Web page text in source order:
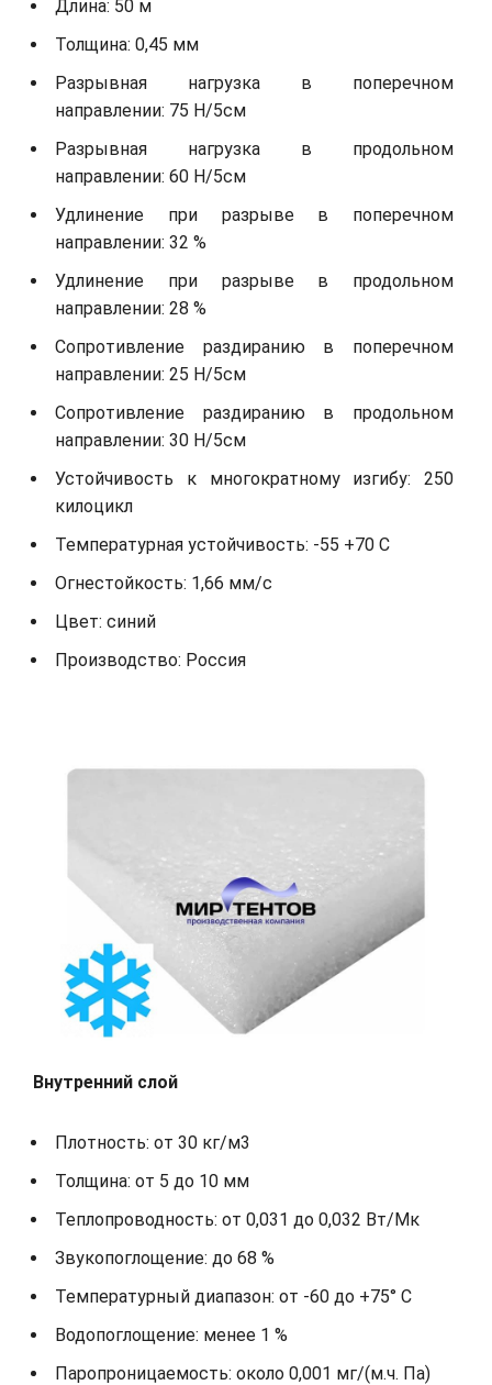
Длина: 50 м
Толщина: 0,45 мм
Разрывная нагрузка в поперечном
направлении: 75 Н/5см
Разрывная нагрузка в продольном
направлении: 60 Н/5см
Удлинение при разрыве в поперечном
направлении: 32 %
Удлинение при разрыве в продольном
направлении: 28 %
Сопротивление раздиранию в поперечном
направлении: 25 Н/5см
Сопротивление раздиранию в продольном
направлении: 30 Н/5см
Устойчивость к многократному изгибу: 250
килоцикл
Температурная устойчивость: -55 +70 С
Огнестойкость: 1,66 мм/с
Цвет: синий
Производство: Россия
Внутренний слой
Плотность: от 30 кг/м3
Толщина: от 5 до 10 мм
Теплопроводность: от 0,031 до 0,032 Вт/Мк
Звукопоглощение: до 68 %
Температурный диапазон: от -60 до +75° С
Водопоглощение: менее 1 %
Паропроницаемость: около 0,001 мг/(м.ч. Па)